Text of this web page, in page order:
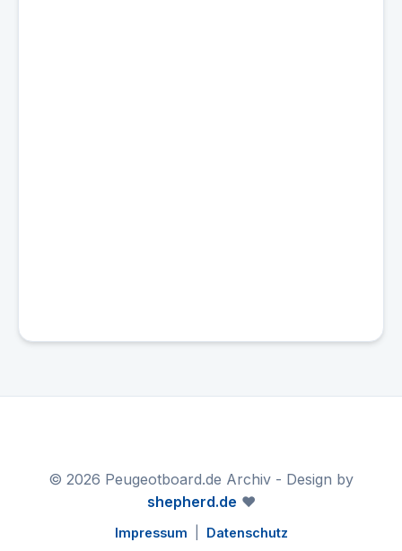
© 2026 Peugeotboard.de Archiv - Design by
shepherd.de ❤️
Impressum Datenschutz